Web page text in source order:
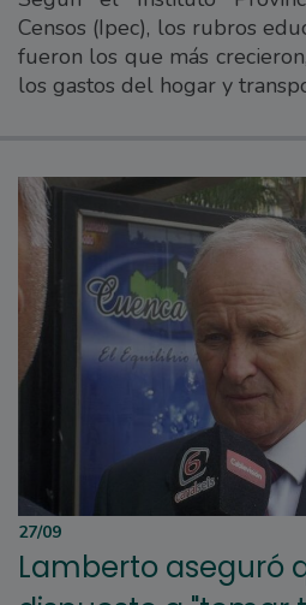
Censos (Ipec), los rubros
fueron los que más
los gastos del hogar y
27/09
Lamberto aseguró